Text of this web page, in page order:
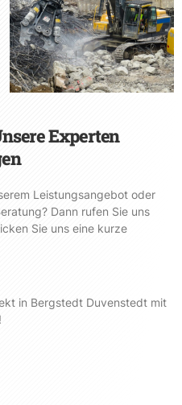
Experten
Leistungsangebot oder
Dann rufen Sie uns
Sie uns eine kurze
in Bergstedt Duvenstedt mit